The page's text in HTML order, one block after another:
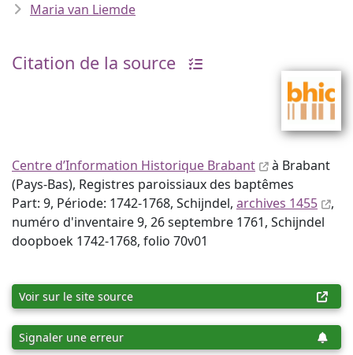
Maria van Liemde
Citation de la source
Centre d’Information Historique Brabant
à Brabant
(Pays-Bas), Registres paroissiaux des baptêmes
Part: 9, Période: 1742-1768, Schijndel, archives 1455
,
numéro d'inventaire 9, 26 septembre 1761, Schijndel
doopboek 1742-1768, folio 70v01
Voir sur le site source
Signaler une erreur